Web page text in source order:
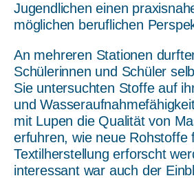
Jugendlichen einen
möglichen beruflichen
An mehreren Stationen
Schülerinnen und Schüler
Sie untersuchten Stoffe auf
und
mit Lupen die Qualität von
erfuhren, wie neue Rohstoffe
Textilherstellung erforscht
interessant war auch der